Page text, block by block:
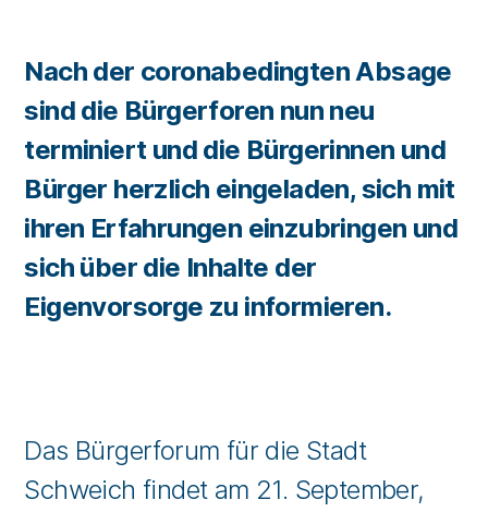
Nach der coronabedingten Absage
sind die Bürgerforen nun neu
terminiert und die Bürgerinnen und
Bürger herzlich eingeladen, sich mit
ihren Erfahrungen einzubringen und
sich über die Inhalte der
Eigenvorsorge zu informieren.
Das Bürgerforum für die Stadt
Schweich findet am 21. September,